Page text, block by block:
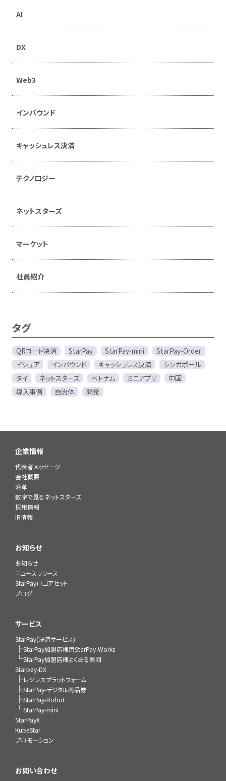
AI
DX
Web3
インバウンド
キャッシュレス決済
テクノロジー
ネットスターズ
マーケット
社員紹介
タグ
QRコード決済 StarPay StarPay-mini
StarPay-Order
イシュア
インバウンド キャッシュレス決済
シンガポール
タイ
ネットスターズ ベトナム ミニアプリ
中国
導入事例
自治体 開発
企業情報
代表者メッセージ
会社概要
沿革
数字で見るネットスターズ
採用情報
IR情報
お知らせ
お知らせ
ニュースリリース
StarPayロゴアセット
ブログ
サービス
StarPay(決済サービス)
├StarPay加盟店様用StarPay-Works
└StarPay加盟店様よくある質問
Starpay-DX
├レジレスプラットフォーム
├StarPay-デジタル商品券
├StarPay-Robot
└StarPay-mini
StarPayX
KubeStar
プロモ―ション
お問い合わせ